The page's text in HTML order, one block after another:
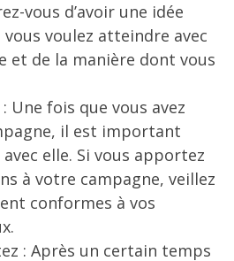
vous d’avoir une idée
vous voulez atteindre avec
et de la manière dont vous
Une fois que vous avez
il est important
elle. Si vous apportez
à votre campagne, veillez
conformes à vos
: Après un certain temps